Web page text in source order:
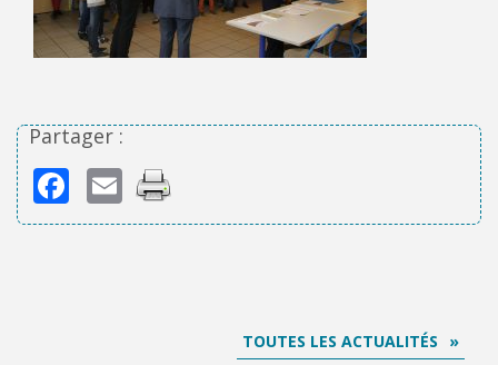
Partager :
Facebook
Email
TOUTES LES ACTUALITÉS